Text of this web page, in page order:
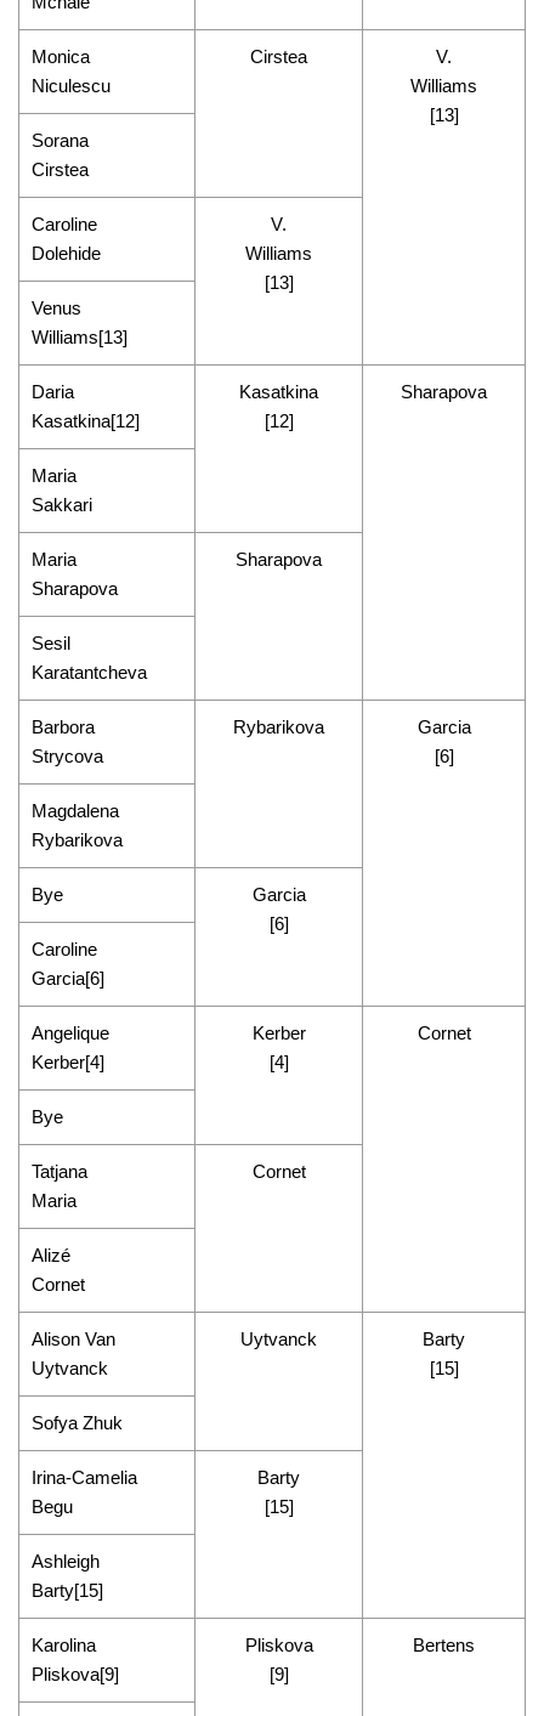
Monica
Niculescu
Cirstea
V.
Williams
[13]
Sorana
Cirstea
Caroline
Dolehide
V.
Williams
[13]
Venus
Williams[13]
Daria
Kasatkina[12]
Kasatkina
[12]
Sharapova
Maria
Sakkari
Maria
Sharapova
Sharapova
Sesil
Karatantcheva
Barbora
Strycova
Rybarikova
Garcia
[6]
Magdalena
Rybarikova
Bye
Garcia
[6]
Caroline
Garcia[6]
Angelique
Kerber[4]
Kerber
[4]
Cornet
Bye
Tatjana
Maria
Cornet
Alizé
Cornet
Alison Van
Uytvanck
Uytvanck
Barty
[15]
Sofya Zhuk
Irina-Camelia
Begu
Barty
[15]
Ashleigh
Barty[15]
Karolina
Pliskova[9]
Pliskova
[9]
Bertens